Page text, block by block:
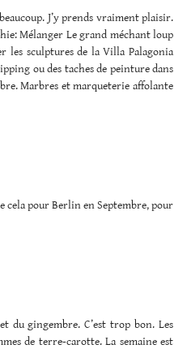
J’y prends vraiment plaisir.
Mélanger Le grand méchant loup
les sculptures de la Villa Palagonia
ou des taches de peinture dans
Marbres et marqueterie affolante
cela pour Berlin en Septembre, pour
du gingembre. C’est trop bon. Les
de terre-carotte. La semaine est